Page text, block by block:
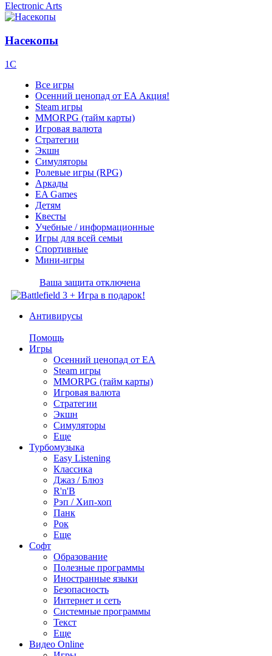
Electronic Arts
Насекопы
1С
Все игры
Осенний ценопад от EA Акция!
Steam игры
MMORPG (тайм карты)
Игровая валюта
Стратегии
Экшн
Симуляторы
Ролевые игры (RPG)
Аркады
EA Games
Детям
Квесты
Учебные / информационные
Игры для всей семьи
Спортивные
Мини-игры
Ваша защита отключена
Антивирусы
Помощь
Игры
Осенний ценопад от EA
Steam игры
MMORPG (тайм карты)
Игровая валюта
Стратегии
Экшн
Симуляторы
Еще
Турбомузыка
Easy Listening
Классика
Джаз / Блюз
R'n'B
Рэп / Хип-хоп
Панк
Рок
Еще
Софт
Образование
Полезные программы
Иностранные языки
Безопасность
Интернет и сеть
Системные программы
Текст
Еще
Видео Online